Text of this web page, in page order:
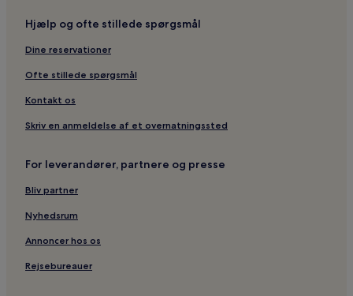
Gæstehuse i Civitavecchia
B&B i Civitavecchia
3-Stjernede hoteller i Civitavecchia
Hoteller i Civitavecchia
4-Stjernede hoteller i Fiuggi
Gæstehuse i Bracciano
Villaer i Sperlonga
Lejligheder i Sperlonga
3-Stjernede hoteller i Sperlonga
Hoteller i Sperlonga
Hjælp og ofte stillede spørgsmål
Dine reservationer
Ofte stillede spørgsmål
Kontakt os
Skriv en anmeldelse af et overnatningssted
For leverandører, partnere og presse
Bliv partner
Nyhedsrum
Annoncer hos os
Rejsebureauer